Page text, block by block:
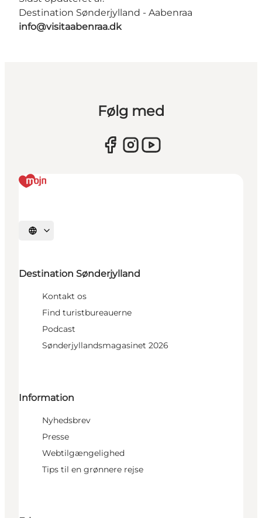
Destination Sønderjylland - Aabenraa
info@visitaabenraa.dk
Følg med
Vælg sprog
Destination Sønderjylland
Kontakt os
Find turistbureauerne
Podcast
Sønderjyllandsmagasinet 2026
Information
Nyhedsbrev
Presse
Webtilgængelighed
Tips til en grønnere rejse